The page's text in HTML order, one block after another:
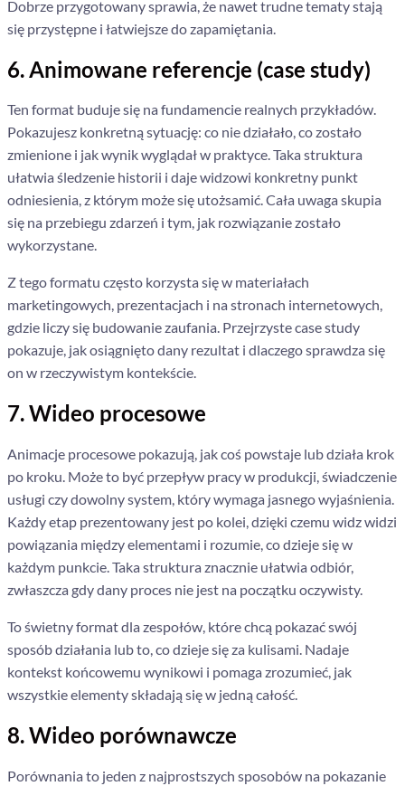
Dobrze przygotowany sprawia, że nawet trudne tematy stają
się przystępne i łatwiejsze do zapamiętania.
6. Animowane referencje (case study)
Ten format buduje się na fundamencie realnych przykładów.
Pokazujesz konkretną sytuację: co nie działało, co zostało
zmienione i jak wynik wyglądał w praktyce. Taka struktura
ułatwia śledzenie historii i daje widzowi konkretny punkt
odniesienia, z którym może się utożsamić. Cała uwaga skupia
się na przebiegu zdarzeń i tym, jak rozwiązanie zostało
wykorzystane.
Z tego formatu często korzysta się w materiałach
marketingowych, prezentacjach i na stronach internetowych,
gdzie liczy się budowanie zaufania. Przejrzyste case study
pokazuje, jak osiągnięto dany rezultat i dlaczego sprawdza się
on w rzeczywistym kontekście.
7. Wideo procesowe
Animacje procesowe pokazują, jak coś powstaje lub działa krok
po kroku. Może to być przepływ pracy w produkcji, świadczenie
usługi czy dowolny system, który wymaga jasnego wyjaśnienia.
Każdy etap prezentowany jest po kolei, dzięki czemu widz widzi
powiązania między elementami i rozumie, co dzieje się w
każdym punkcie. Taka struktura znacznie ułatwia odbiór,
zwłaszcza gdy dany proces nie jest na początku oczywisty.
To świetny format dla zespołów, które chcą pokazać swój
sposób działania lub to, co dzieje się za kulisami. Nadaje
kontekst końcowemu wynikowi i pomaga zrozumieć, jak
wszystkie elementy składają się w jedną całość.
8. Wideo porównawcze
Porównania to jeden z najprostszych sposobów na pokazanie